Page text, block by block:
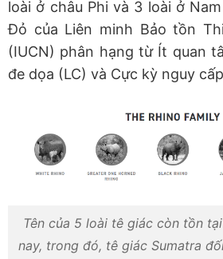
loài ở châu Phi và 3 loài ở
Đỏ của Liên minh Bảo tồn
(IUCN) phân hạng từ Ít quan
đe dọa (LC) và Cực kỳ nguy
Tên của 5 loài tê giác còn tồn
nay, trong đó, tê giác Sumatra